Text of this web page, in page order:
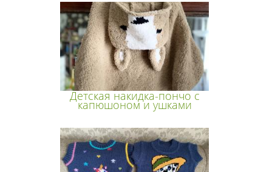
Детская накидка-пончо с
капюшоном и ушками